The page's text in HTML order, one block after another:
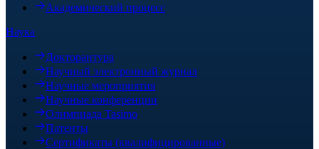
Академический процесс
Наука
Докторантура
Научный электронный журнал
Научные мероприятия
Научные конференции
Олимпиада Tasimo
Патенты
Сертификаты (квалифицированные)